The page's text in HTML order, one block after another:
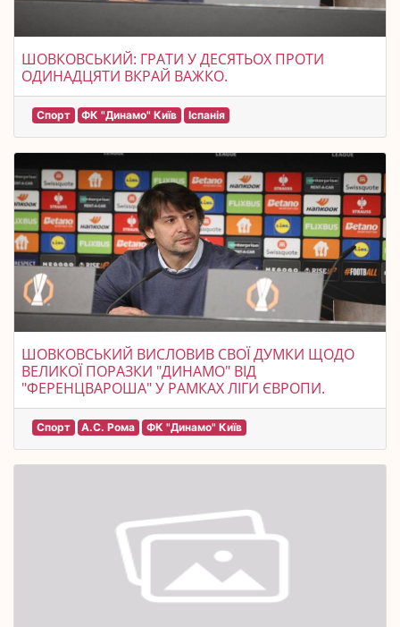
ШОВКОВСЬКИЙ: ГРАТИ У ДЕСЯТЬОХ ПРОТИ
ОДИНАДЦЯТИ ВКРАЙ ВАЖКО.
Спорт ФК "Динамо" Київ Іспанія
ШОВКОВСЬКИЙ ВИСЛОВИВ СВОЇ ДУМКИ ЩОДО
ВЕЛИКОЇ ПОРАЗКИ "ДИНАМО" ВІД
"ФЕРЕНЦВАРОША" У РАМКАХ ЛІГИ ЄВРОПИ.
Спорт А.С. Рома ФК "Динамо" Київ